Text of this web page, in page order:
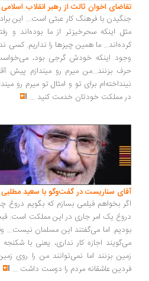
اخوان ثالث از رهبر انقلاب اسلامی
با فرهنگ کار عبثی است... این برادران
اینکه سحرخیزتر از ما بوده‌اند و
ما همین چیزها را نداریم. کسی نداریم از
اینکه خودش گرجی بود، می‌خواست در
بزنند...من میرم رو میندازم پیش آقای
برای تو و امثال تو میرم رو میندازم...
مملکت خودتان خدمت کنید...
سناریست در گفت‌وگو با سعید مطلبی
بخواهم فیلمی بسازم که بگویم دروغ چیز
یک امر جاری در این مملکت است. قبحش از
اما می‌گفتند این مسلمان نیست... وقتی
اجازه کار نداری، یعنی با شکنجه او
بزنند اما نمی‌توانند من را روی زمین
عاشقانه مردم را دوست داشت ...